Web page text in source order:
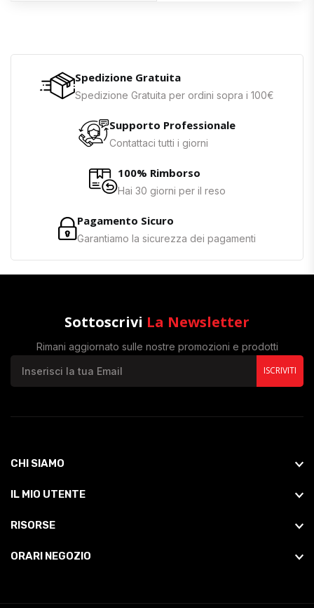
Spedizione Gratuita
Spedizione Gratuita per ordini sopra i 100€
Supporto Professionale
Contattaci tutti i giorni
100% Rimborso
Hai 30 giorni per il reso
Pagamento Sicuro
Garantiamo la sicurezza dei pagamenti
Sottoscrivi La Newsletter
Rimani aggiornato sulle nostre promozioni e prodotti
ISCRIVITI
CHI SIAMO
IL MIO UTENTE
RISORSE
ORARI NEGOZIO